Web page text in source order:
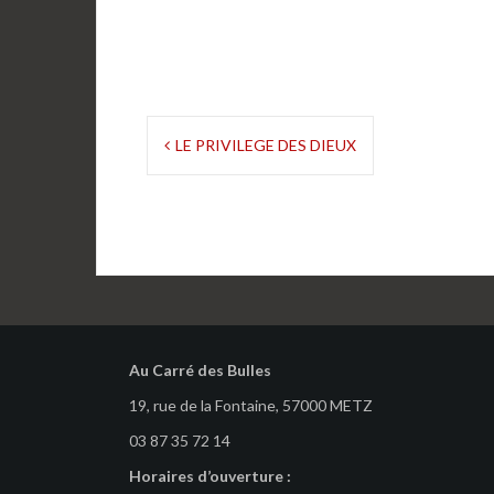
Navigation
LE PRIVILEGE DES DIEUX
Au Carré des Bulles
19, rue de la Fontaine, 57000 METZ
03 87 35 72 14
Horaires d’ouverture :